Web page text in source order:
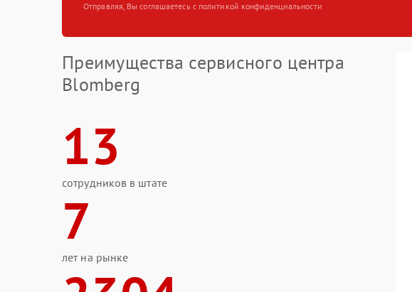
Отправляя, Вы соглашаетесь с политикой конфиденциальности
Преимущества сервисного центра
Blomberg
13
сотрудников в штате
7
лет на рынке